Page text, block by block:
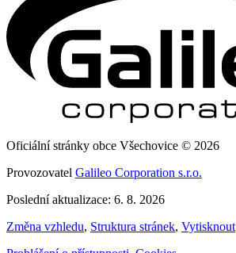
Oficiální stránky obce Všechovice © 2026
Provozovatel Galileo Corporation s.r.o.
Poslední aktualizace: 6. 8. 2026
Změna vzhledu, Struktura stránek, Vytisknout